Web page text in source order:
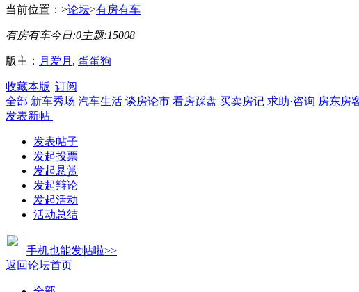
当前位置： >论坛>有房有车
有房有车今日:0主题:15008
版主： 月爱月 , 蛋蛋狗
收藏本版 |订阅
全部 新车秀场 汽车生活 谈房论市 看房踩盘 买卖房记 求助·咨询 房东房
发表新帖
发表帖子
发起投票
发起悬赏
发起辩论
发起活动
活动总结
手机也能发帖啦>>
返回论坛首页